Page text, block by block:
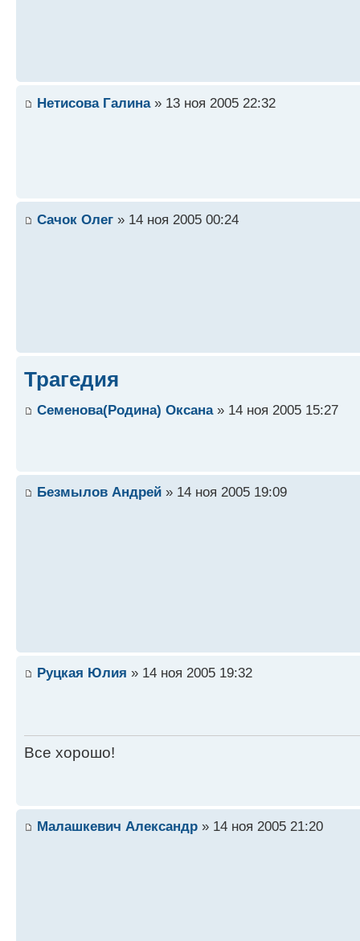
Нетисова Галина» 13 ноя 2005 22:32
Сачок Олег » 14 ноя 2005 00:24
Трагедия
Семенова(Родина) Оксана» 14 ноя 2005 15:27
Безмылов Андрей » 14 ноя 2005 19:09
Руцкая Юлия » 14 ноя 2005 19:32
Все хорошо!
Малашкевич Александр » 14 ноя 2005 21:20